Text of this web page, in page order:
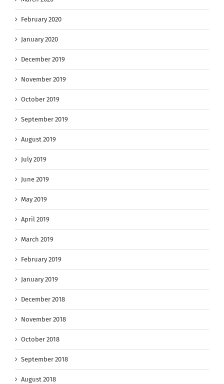
February 2020
January 2020
December 2019
November 2019
October 2019
September 2019
August 2019
July 2019
June 2019
May 2019
April 2019
March 2019
February 2019
January 2019
December 2018
November 2018
October 2018
September 2018
August 2018